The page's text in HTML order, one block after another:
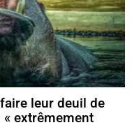
leur deuil de
extrêmement